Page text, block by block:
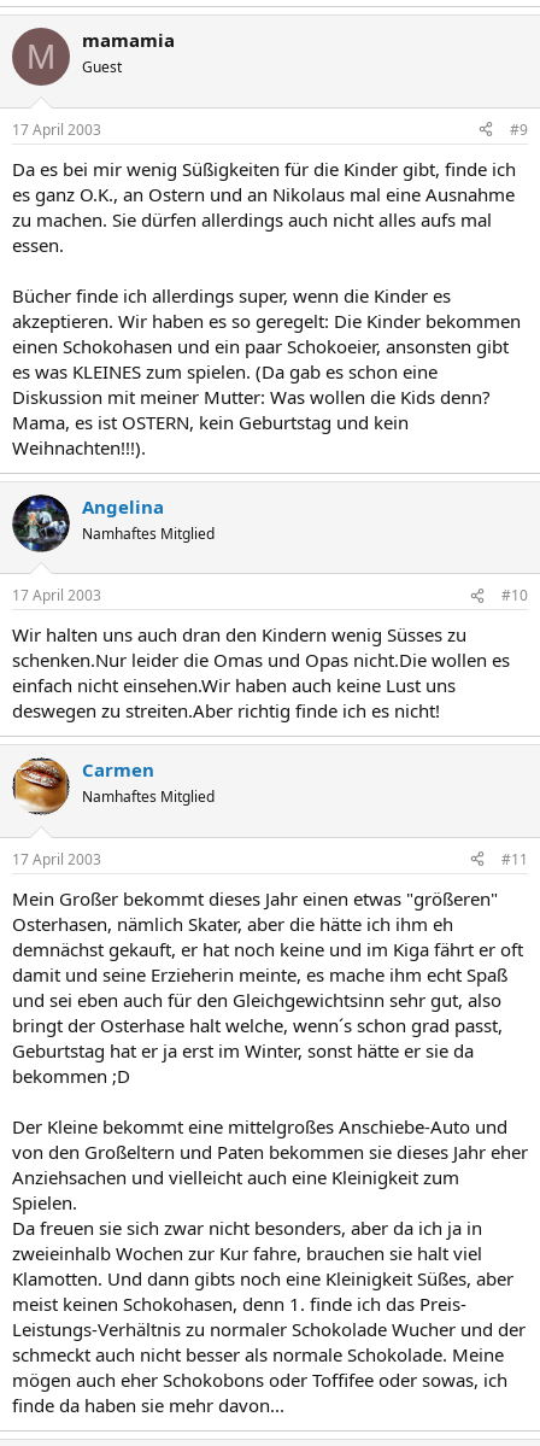
M mamamia
Guest
17 April 2003 #9
Da es bei mir wenig Süßigkeiten für die Kinder gibt, finde ich
es ganz O.K., an Ostern und an Nikolaus mal eine Ausnahme
zu machen. Sie dürfen allerdings auch nicht alles aufs mal
essen.
Bücher finde ich allerdings super, wenn die Kinder es
akzeptieren. Wir haben es so geregelt: Die Kinder bekommen
einen Schokohasen und ein paar Schokoeier, ansonsten gibt
es was KLEINES zum spielen. (Da gab es schon eine
Diskussion mit meiner Mutter: Was wollen die Kids denn?
Mama, es ist OSTERN, kein Geburtstag und kein
Weihnachten!!!).
Angelina
Namhaftes Mitglied
17 April 2003 #10
Wir halten uns auch dran den Kindern wenig Süsses zu
schenken.Nur leider die Omas und Opas nicht.Die wollen es
einfach nicht einsehen.Wir haben auch keine Lust uns
deswegen zu streiten.Aber richtig finde ich es nicht!
Carmen
Namhaftes Mitglied
17 April 2003 #11
Mein Großer bekommt dieses Jahr einen etwas "größeren"
Osterhasen, nämlich Skater, aber die hätte ich ihm eh
demnächst gekauft, er hat noch keine und im Kiga fährt er oft
damit und seine Erzieherin meinte, es mache ihm echt Spaß
und sei eben auch für den Gleichgewichtsinn sehr gut, also
bringt der Osterhase halt welche, wenn´s schon grad passt,
Geburtstag hat er ja erst im Winter, sonst hätte er sie da
bekommen ;D
Der Kleine bekommt eine mittelgroßes Anschiebe-Auto und
von den Großeltern und Paten bekommen sie dieses Jahr eher
Anziehsachen und vielleicht auch eine Kleinigkeit zum
Spielen.
Da freuen sie sich zwar nicht besonders, aber da ich ja in
zweieinhalb Wochen zur Kur fahre, brauchen sie halt viel
Klamotten. Und dann gibts noch eine Kleinigkeit Süßes, aber
meist keinen Schokohasen, denn 1. finde ich das Preis-
Leistungs-Verhältnis zu normaler Schokolade Wucher und der
schmeckt auch nicht besser als normale Schokolade. Meine
mögen auch eher Schokobons oder Toffifee oder sowas, ich
finde da haben sie mehr davon...